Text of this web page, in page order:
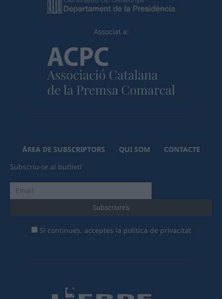
Associat a:
ÀREA DE SUBSCRIPTORS QUI SOM
CONTACTE
Subscriu-te al butlletí
Si continues, acceptes la política de privacitat